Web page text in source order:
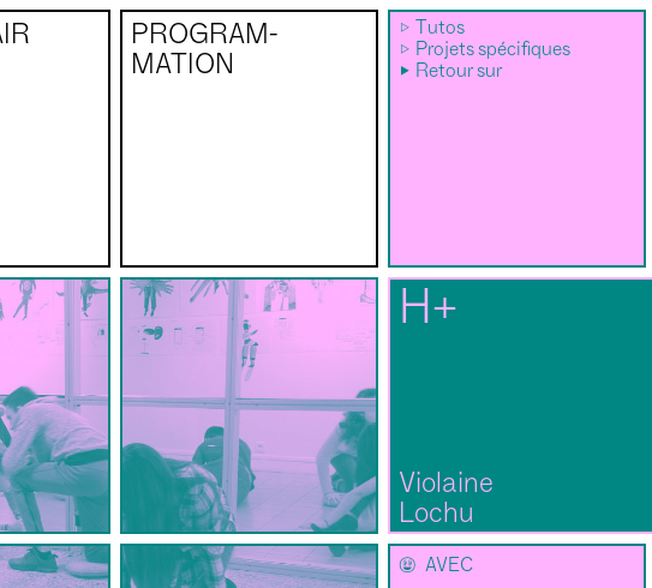
PROGRAM­
MATION
Tutos
Projets spécifiques
Retour sur
H+
Violaine
Lochu
🌝 AVEC